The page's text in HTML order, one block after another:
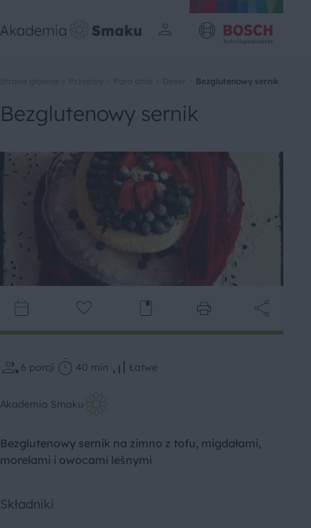
Bezglutenowy sernik
Bezglutenowy sernik
6 porcji 40 min Łatwe
Akademia Smaku
Bezglutenowy sernik na zimno z tofu, migdałami,
morelami i owocami leśnymi
Składniki